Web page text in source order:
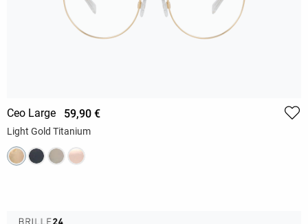
Ceo Large 59,90 €
Light Gold Titanium